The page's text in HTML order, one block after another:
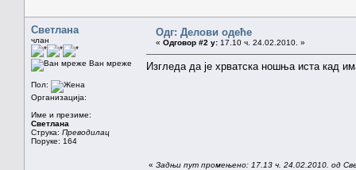
Светлана
члан
Ван мреже
Пол:
Организација:
Име и презиме:
Светлана
Струка: Преводилац
Поруке: 164
Одг: Делови одеће
« Одговор #2 у: 17.10 ч. 24.02.2010. »
Изгледа да је хрватска ношња иста кад
« Задњи пут промењено: 17.13 ч. 24.02.2010. од